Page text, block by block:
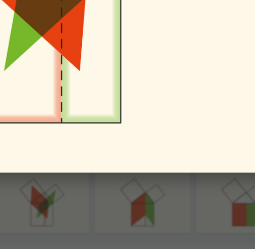
деталь. Квад­рат, постро­ен­ный на гипо­те­нузе, раз­де­
прямо­уголь­ного тре­уголь­ника, опущен­ной
меньший из обра­зо­вавшихся прямо­уголь­ни­ков
на меньшем катете, а больший — квад­рату,